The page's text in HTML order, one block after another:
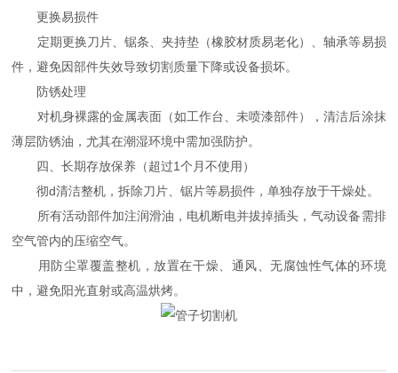
更换易损件
定期更换刀片、锯条、夹持垫（橡胶材质易老化）、轴承等易损
件，避免因部件失效导致切割质量下降或设备损坏。
防锈处理
对机身裸露的金属表面（如工作台、未喷漆部件），清洁后涂抹
薄层防锈油，尤其在潮湿环境中需加强防护。
四、长期存放保养（超过1个月不使用）
彻d清洁整机，拆除刀片、锯片等易损件，单独存放于干燥处。
所有活动部件加注润滑油，电机断电并拔掉插头，气动设备需排
空气管内的压缩空气。
用防尘罩覆盖整机，放置在干燥、通风、无腐蚀性气体的环境
中，避免阳光直射或高温烘烤。